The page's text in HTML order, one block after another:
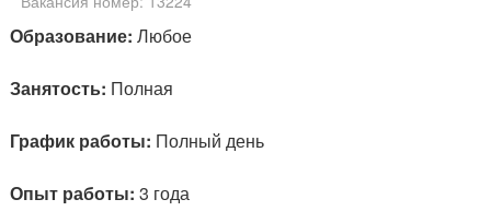
Образование: Любое
Занятость: Полная
График работы: Полный день
Опыт работы: 3 года